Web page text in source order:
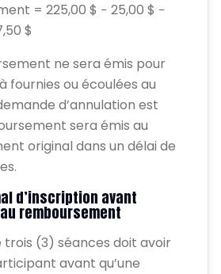
= 225,00 $ − 25,00 $ −
$
ne sera émis pour
fournies ou écoulées au
d’annulation est
sera émis au
original dans un délai de
d’inscription avant
remboursement
trois (3) séances doit avoir
avant qu’une